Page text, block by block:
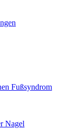
Fußsyndrom
Nagel